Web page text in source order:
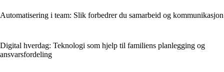
Automatisering i team: Slik forbedrer du samarbeid og kommunikasjon
Digital hverdag: Teknologi som hjelp til familiens planlegging og
ansvarsfordeling